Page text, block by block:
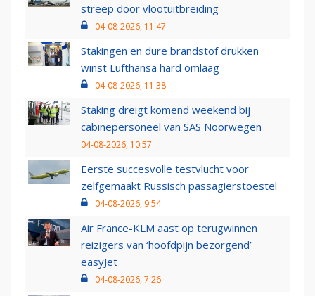
streep door vlootuitbreiding
04-08-2026, 11:47
Stakingen en dure brandstof drukken
winst Lufthansa hard omlaag
04-08-2026, 11:38
Staking dreigt komend weekend bij
cabinepersoneel van SAS Noorwegen
04-08-2026, 10:57
Eerste succesvolle testvlucht voor
zelfgemaakt Russisch passagierstoestel
04-08-2026, 9:54
Air France-KLM aast op terugwinnen
reizigers van ‘hoofdpijn bezorgend’
easyJet
04-08-2026, 7:26